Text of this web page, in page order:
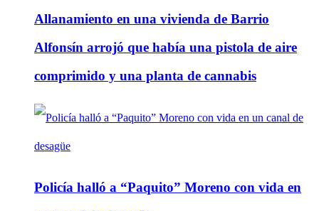
Allanamiento en una vivienda de Barrio
Alfonsín arrojó que había una pistola de aire
comprimido y una planta de cannabis
Policía halló a “Paquito” Moreno con vida en